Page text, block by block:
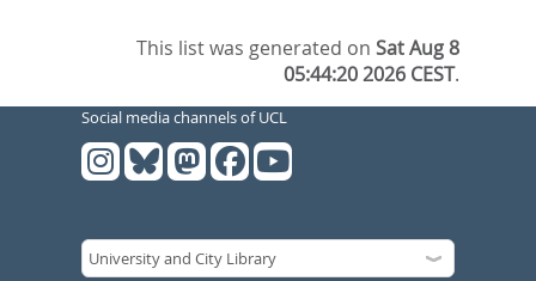
This list was generated onSat Aug 8
05:44:20 2026 CEST.
Social media channels of UCL